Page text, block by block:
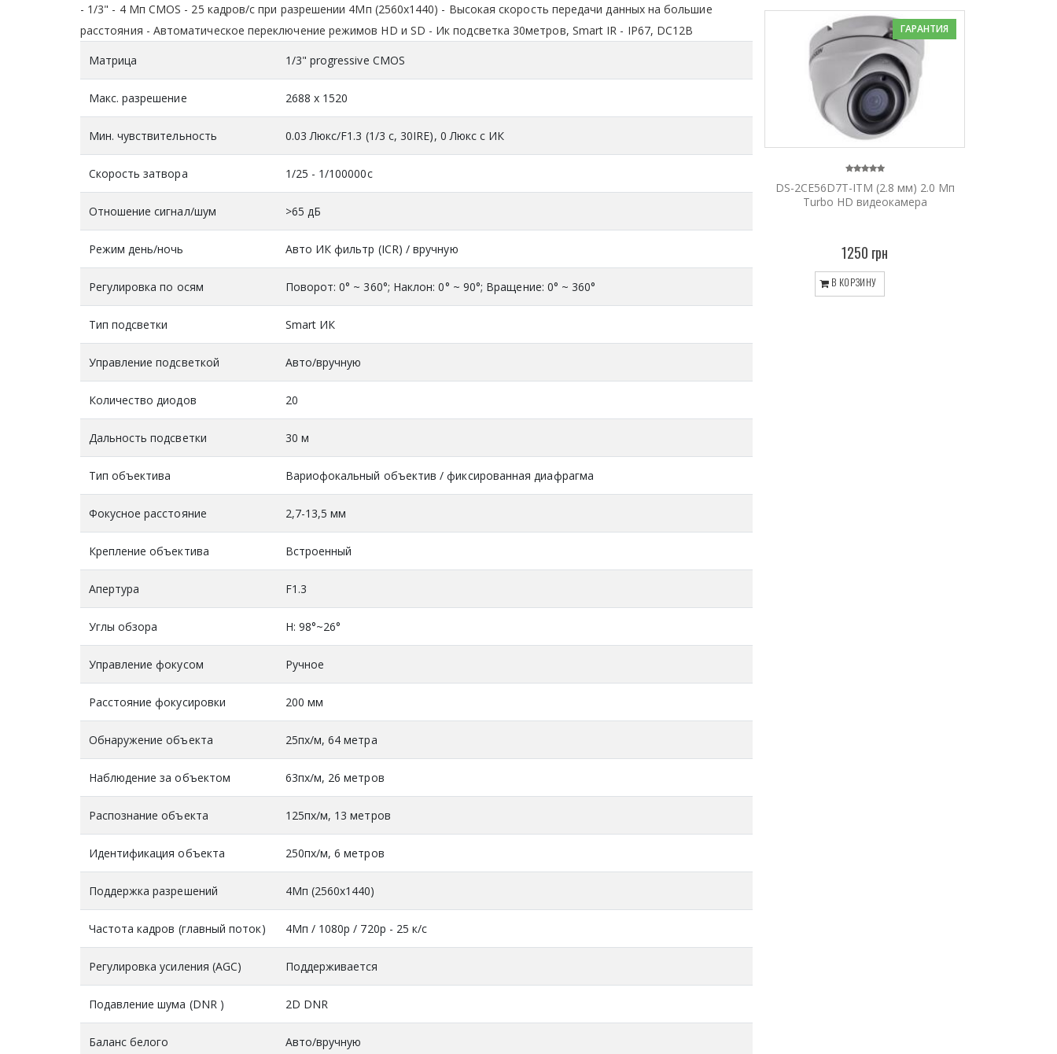
- 1/3" - 4 Мп CMOS - 25 кадров/с при разрешении 4Мп (2560х1440) - Высокая скорость передачи данных на большие
расстояния - Автоматическое переключение режимов HD и SD - Ик подсветка 30метров, Smart IR - IP67, DC12В
Матрица
1/3" progressive CMOS
Макс. разрешение 2688 x 1520
Мин. чувствительность 0.03 Люкс/F1.3 (1/3 с, 30IRE), 0 Люкс с ИК
Скорость затвора 1/25 - 1/100000с
Отношение сигнал/шум >65 дБ
Режим день/ночь Авто ИК фильтр (ICR) / вручную
Регулировка по осям Поворот: 0° ~ 360°; Наклон: 0° ~ 90°; Вращение: 0° ~ 360°
Тип подсветки Smart ИК
Управление подсветкой Авто/вручную
Количество диодов 20
Дальность подсветки 30 м
Тип объектива Вариофокальный объектив / фиксированная диафрагма
Фокусное расстояние 2,7-13,5 мм
Крепление объектива Встроенный
Апертура F1.3
Углы обзора H: 98°~26°
Управление фокусом Ручное
Расстояние фокусировки 200 мм
Обнаружение объекта 25пх/м, 64 метра
Наблюдение за объектом 63пх/м, 26 метров
Распознание объекта 125пх/м, 13 метров
Идентификация объекта 250пх/м, 6 метров
Поддержка разрешений 4Mп (2560x1440)
Частота кадров (главный поток) 4Mп / 1080p / 720p - 25 к/с
Регулировка усиления (AGC) Поддерживается
Подавление шума (DNR ) 2D DNR
Баланс белого Авто/вручную
ГАРАНТИЯ
DS-2CE56D7T-ITM (2.8 мм) 2.0 Мп
Turbo HD видеокамера
1250 грн
В КОРЗИНУ